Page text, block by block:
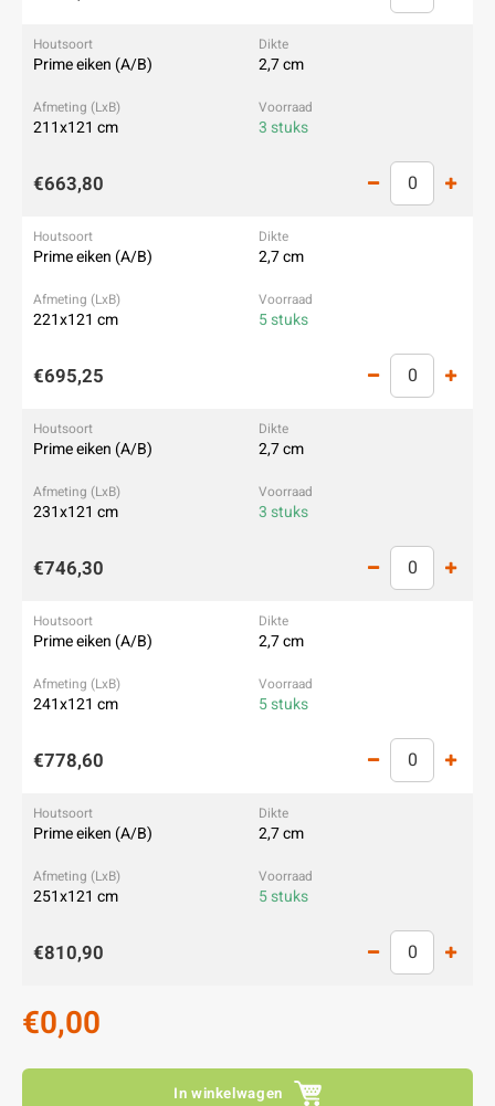
Prime eiken (A/B) 2,7 cm
211x121 cm 3 stuks
€663,80
Prime eiken (A/B) 2,7 cm
221x121 cm 5 stuks
€695,25
Prime eiken (A/B) 2,7 cm
231x121 cm 3 stuks
€746,30
Prime eiken (A/B) 2,7 cm
241x121 cm 5 stuks
€778,60
Prime eiken (A/B) 2,7 cm
251x121 cm 5 stuks
€810,90
€0,00
In winkelwagen